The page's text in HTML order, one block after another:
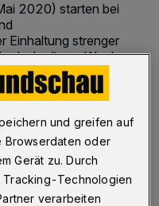
2020) starten bei
Einhaltung strenger
In dieser Woche
für angehende
unternehmer in der
und greifen auf
Browserdaten oder
Gerät zu. Durch
Tracking-Technologien
verarbeiten